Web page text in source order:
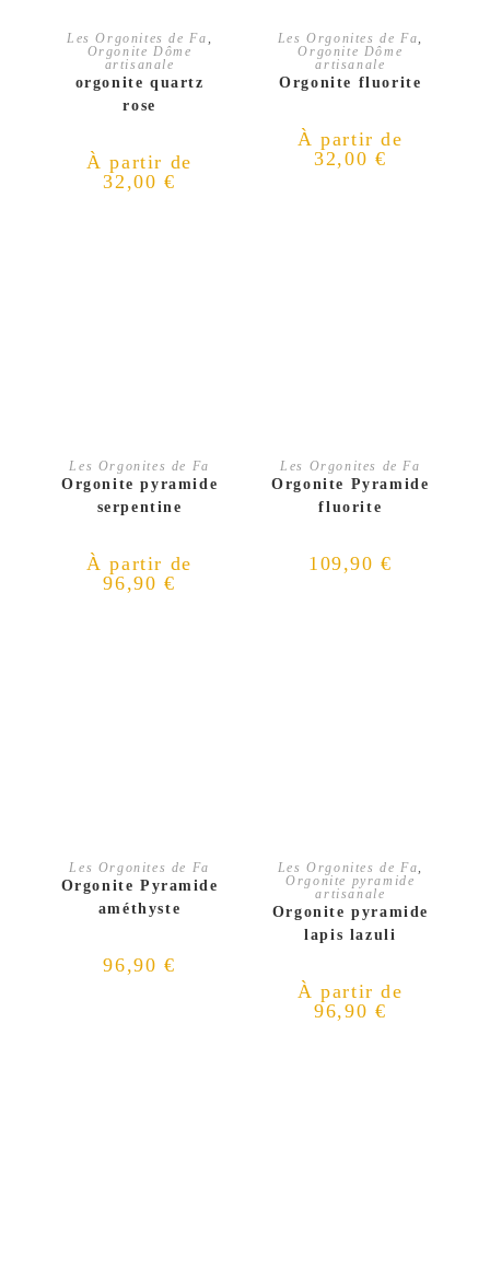
CHOIX DES OPTIONS
Les Orgonites de Fa,
Orgonite Dôme
artisanale
orgonite quartz
rose
À partir de
32,00€
CHOIX DES OPTIONS
Les Orgonites de Fa,
Orgonite Dôme
artisanale
Orgonite fluorite
À partir de
32,00 €
CHOIX DES OPTIONS
Les Orgonites de Fa
Orgonite pyramide
serpentine
À partir de
96,90€
AJOUTER AU PANIER
Les Orgonites de Fa
Orgonite Pyramide
fluorite
109,90€
AJOUTER AU PANIER
Les Orgonites de Fa
Orgonite Pyramide
améthyste
96,90€
CHOIX DES OPTIONS
Les Orgonites de Fa,
Orgonite pyramide
artisanale
Orgonite pyramide
lapis lazuli
À partir de
96,90 €